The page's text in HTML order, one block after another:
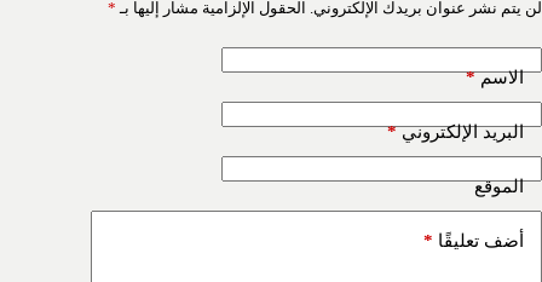
لن يتم نشر عنوان بريدك الإلكتروني. الحقول الإلزامية مشار إليها بـ *
الاسم*
البريد الإلكتروني*
الموقع
أضف تعليقًا *